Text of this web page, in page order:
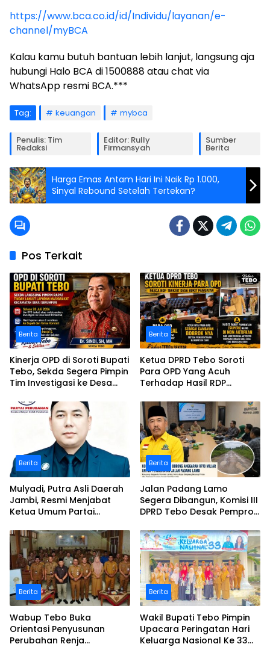
https://www.bca.co.id/id/Individu/layanan/e-
channel/myBCA
Kalau kamu butuh bantuan lebih lanjut, langsung aja
hubungi Halo BCA di 1500888 atau chat via
WhatsApp resmi BCA.***
Tag: keuangan mybca
Penulis: Tim
Redaksi
Editor: Rully
Firmansyah
Sumber
Berita
Harga Emas Antam Hari Ini Naik Rp 1.000,
Sinyal Rebound Setelah Tertekan?
Pos Terkait
Berita
Kinerja OPD di Soroti Bupati
Tebo, Sekda Segera Pimpin
Tim Investigasi ke Desa
serumpun
Berita
Ketua DPRD Tebo Soroti
Para OPD Yang Acuh
Terhadap Hasil RDP
Pamuatan
Berita
Mulyadi, Putra Asli Daerah
Jambi, Resmi Menjabat
Ketua Umum Partai
Perwakilan ASEAN Partai
Perubahan di Malaysia
Berita
Jalan Padang Lamo
Segera Dibangun, Komisi III
DPRD Tebo Desak Pemprov
Anggaran Rp70 Miliar
Berita
Wabup Tebo Buka
Orientasi Penyusunan
Perubahan Renja
Berita
Wakil Bupati Tebo Pimpin
Upacara Peringatan Hari
Keluarga Nasional Ke 33